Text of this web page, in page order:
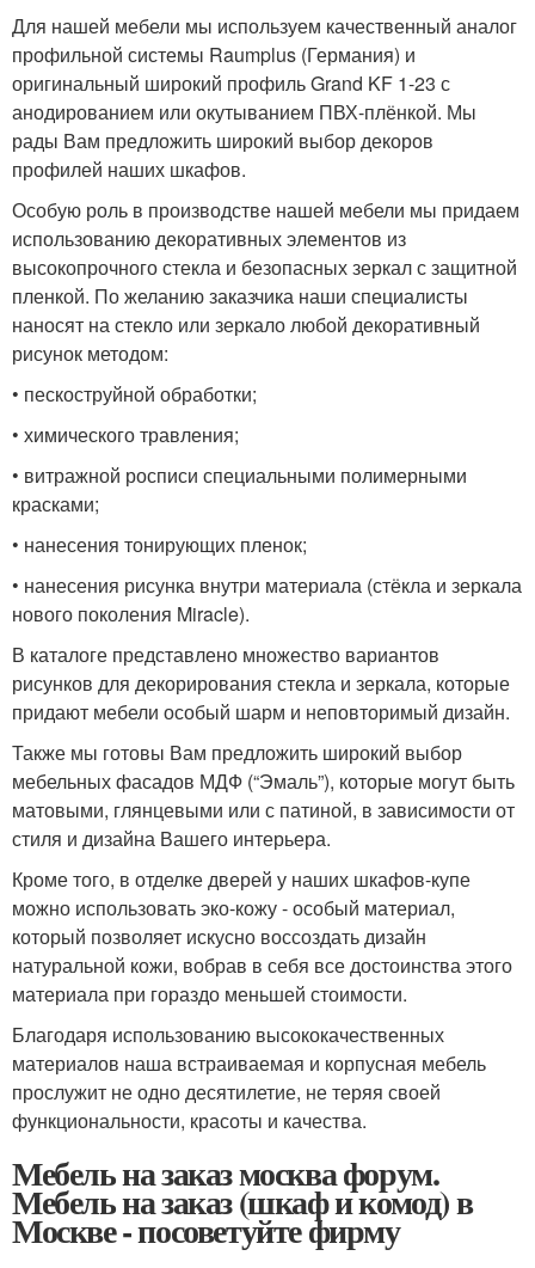
Для нашей мебели мы используем качественный аналог
профильной системы Raumplus (Германия) и
оригинальный широкий профиль Grand KF 1-23 с
анодированием или окутыванием ПВХ-плёнкой. Мы
рады Вам предложить широкий выбор декоров
профилей наших шкафов.
Особую роль в производстве нашей мебели мы придаем
использованию декоративных элементов из
высокопрочного стекла и безопасных зеркал с защитной
пленкой. По желанию заказчика наши специалисты
наносят на стекло или зеркало любой декоративный
рисунок методом:
• пескоструйной обработки;
• химического травления;
• витражной росписи специальными полимерными
красками;
• нанесения тонирующих пленок;
• нанесения рисунка внутри материала (стёкла и зеркала
нового поколения Miracle).
В каталоге представлено множество вариантов
рисунков для декорирования стекла и зеркала, которые
придают мебели особый шарм и неповторимый дизайн.
Также мы готовы Вам предложить широкий выбор
мебельных фасадов МДФ (“Эмаль”), которые могут быть
матовыми, глянцевыми или с патиной, в зависимости от
стиля и дизайна Вашего интерьера.
Кроме того, в отделке дверей у наших шкафов-купе
можно использовать эко-кожу - особый материал,
который позволяет искусно воссоздать дизайн
натуральной кожи, вобрав в себя все достоинства этого
материала при гораздо меньшей стоимости.
Благодаря использованию высококачественных
материалов наша встраиваемая и корпусная мебель
прослужит не одно десятилетие, не теряя своей
функциональности, красоты и качества.
Мебель на заказ москва форум.
Мебель на заказ (шкаф и комод) в
Москве - посоветуйте фирму